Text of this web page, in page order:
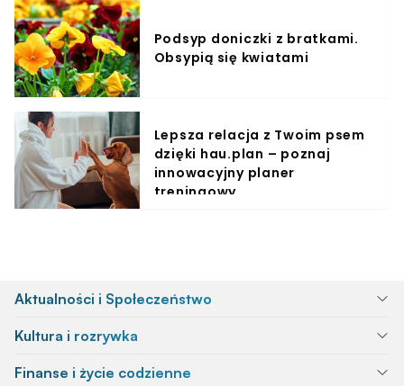
Podsyp doniczki z bratkami.
Obsypią się kwiatami
Lepsza relacja z Twoim psem
dzięki hau.plan – poznaj
innowacyjny planer
treningowy
Aktualności i Społeczeństwo
Kultura i rozrywka
Finanse i życie codzienne